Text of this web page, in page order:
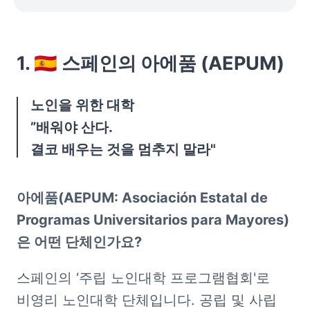
1. 🇪🇸 스페인의 아에품 (AEPUM)
노인을 위한 대학
”배워야 산다.
결코 배우는 것을 멈추지 말라"
아에품(AEPUM: Asociación Estatal de
Programas Universitarios para Mayores)
은 어떤 단체인가요?
스페인의 ‘주립 노인대학 프로그램협회'로
비영리 노인대학 단체입니다. 공립 및 사립